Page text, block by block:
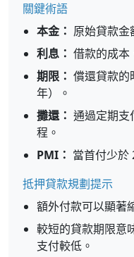
關鍵術語
本金： 原始貸款金
利息： 借款的成本
期限： 償還貸款的
年）。
攤還： 通過定期支
程。
PMI： 當首付少於
抵押貸款規劃提示
額外付款可以顯著
較短的貸款期限意
支付較低。